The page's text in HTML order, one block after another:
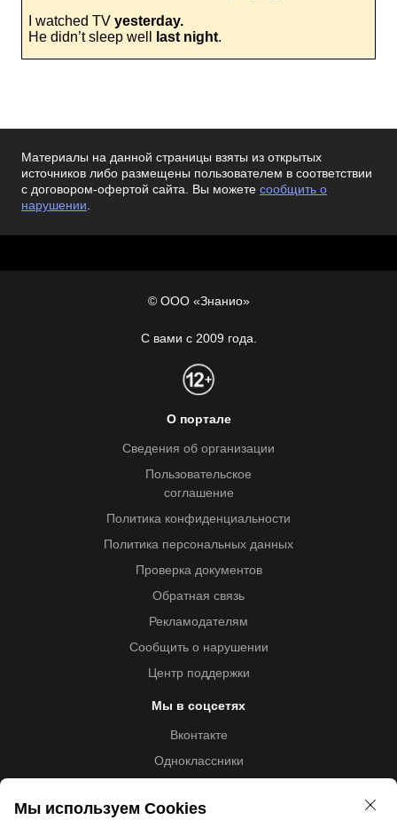
I watched TVyesterday.
He didn’t sleep well
last night.
Материалы на данной страницы взяты из открытых
источников либо размещены пользователем в соответствии
с договором-офертой сайта. Вы можете сообщить о
нарушении.
© ООО «Знанио»
С вами с 2009 года.
О портале
Сведения об организации
Пользовательское
соглашение
Политика конфиденциальности
Политика персональных данных
Проверка документов
Обратная связь
Рекламодателям
Сообщить о нарушении
Центр поддержки
Мы в соцсетях
Вконтакте
Одноклассники
Мы используем Cookies